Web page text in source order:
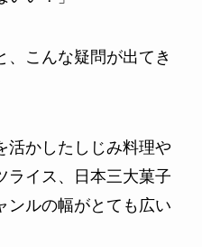
、こんな疑問が出てき
活かしたしじみ料理や
ライス、日本三大菓子
ンルの幅がとても広い